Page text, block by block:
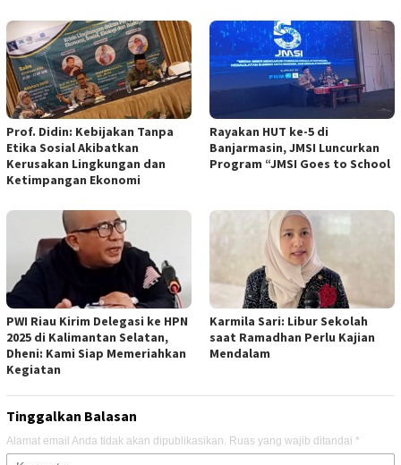
Prof. Didin: Kebijakan Tanpa
Etika Sosial Akibatkan
Kerusakan Lingkungan dan
Ketimpangan Ekonomi
Rayakan HUT ke-5 di
Banjarmasin, JMSI Luncurkan
Program “JMSI Goes to School
PWI Riau Kirim Delegasi ke HPN
2025 di Kalimantan Selatan,
Dheni: Kami Siap Memeriahkan
Kegiatan
Karmila Sari: Libur Sekolah
saat Ramadhan Perlu Kajian
Mendalam
Tinggalkan Balasan
Alamat email Anda tidak akan dipublikasikan. Ruas yang wajib ditandai *